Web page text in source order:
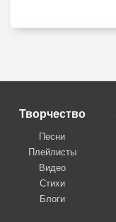
Творчество
Песни
Плейлисты
Видео
Стихи
Блоги